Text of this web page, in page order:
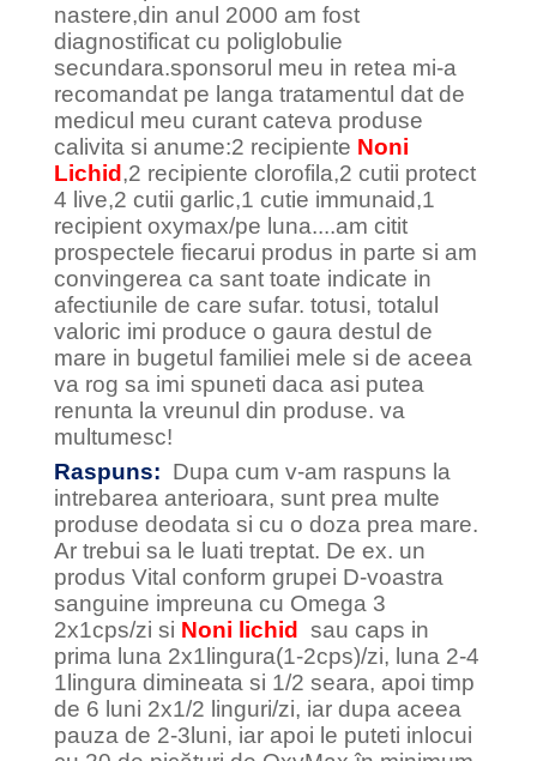
nastere,din anul 2000 am fost
diagnostificat cu poliglobulie
secundara.sponsorul meu in retea mi-a
recomandat pe langa tratamentul dat de
medicul meu curant cateva produse
calivita si anume:2 recipiente Noni
Lichid ,2 recipiente clorofila,2 cutii protect
4 live,2 cutii garlic,1 cutie immunaid,1
recipient oxymax/pe luna....am citit
prospectele fiecarui produs in parte si am
convingerea ca sant toate indicate in
afectiunile de care sufar. totusi, totalul
valoric imi produce o gaura destul de
mare in bugetul familiei mele si de aceea
va rog sa imi spuneti daca asi putea
renunta la vreunul din produse. va
multumesc!
Raspuns: Dupa cum v-am raspuns la
intrebarea anterioara, sunt prea multe
produse deodata si cu o doza prea mare.
Ar trebui sa le luati treptat. De ex. un
produs Vital conform grupei D-voastra
sanguine impreuna cu Omega 3
2x1cps/zi si Noni lichid sau caps in
prima luna 2x1lingura(1-2cps)/zi, luna 2-4
1lingura dimineata si 1/2 seara, apoi timp
de 6 luni 2x1/2 linguri/zi, iar dupa aceea
pauza de 2-3luni, iar apoi le puteti inlocui